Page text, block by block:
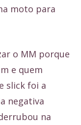
moto para
o MM porque
e quem
slick foi a
negativa
na